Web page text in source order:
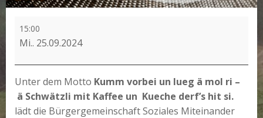
Lueg
ri
zur
Kaffeestund‘
15:00
Mi.. 25.09.2024
Unter dem Motto Kumm vorbei un lueg ä mol ri –
ä Schwätzli mit Kaffee un Kueche derf’s hit si.
lädt die Bürgergemeinschaft Soziales Miteinander